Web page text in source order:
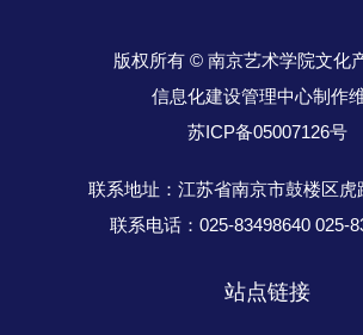
版权所有 © 南京艺术学院文化
信息化建设管理中心制作
苏ICP备05007126号
联系地址：江苏省南京市鼓楼区虎
联系电话：025-83498640 025-
站点链接